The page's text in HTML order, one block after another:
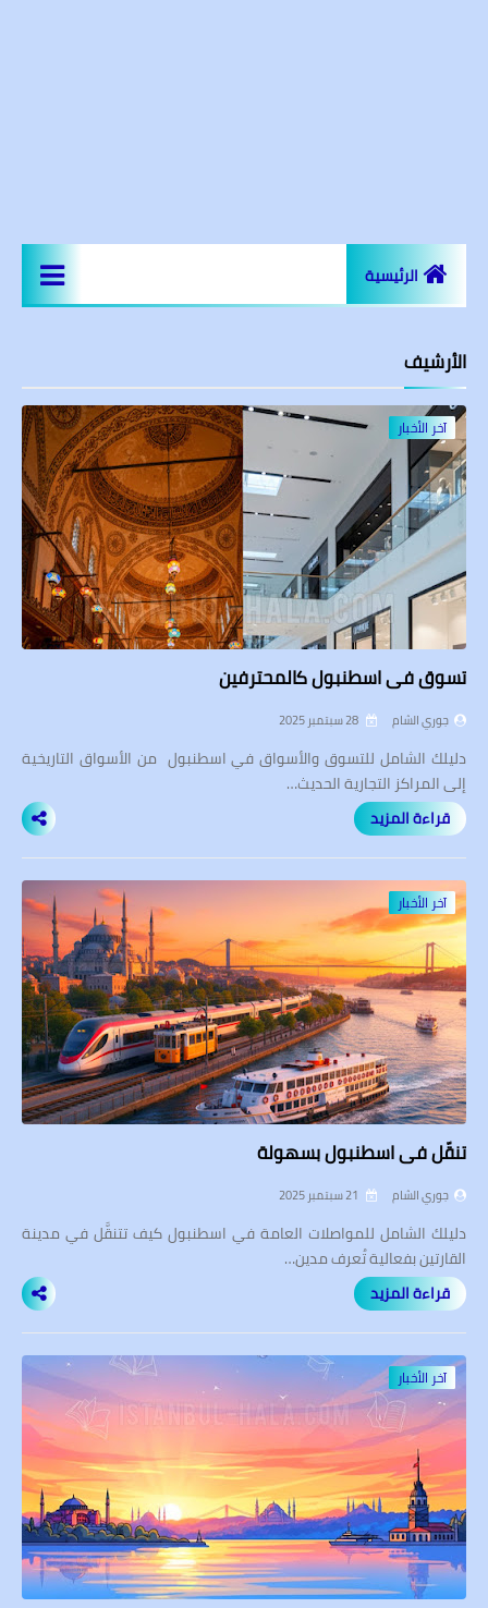
الرئيسية
عقارات و مجمعات سكنية
مساجد اسطنبول
الأرشيف
آخر الأخبار
تسوق في اسطنبول كالمحترفين
جوري الشام
دليلك الشامل للتسوق والأسواق في اسطنبول من الأسواق التاريخية
إلى المراكز التجارية الحديث…
قراءة المزيد
آخر الأخبار
تنقّل في اسطنبول بسهولة
جوري الشام
دليلك الشامل للمواصلات العامة في اسطنبول كيف تتنقَّل في مدينة
القارتين بفعالية تُعرف مدين…
قراءة المزيد
آخر الأخبار